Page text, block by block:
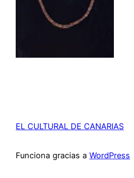
EL CULTURAL DE CANARIAS
Funciona gracias a WordPress